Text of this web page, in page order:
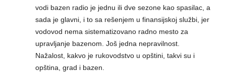
vodi bazen radio je jednu ili dve sezone kao spasilac, a
sada je glavni, i to sa rešenjem u finansijskoj službi, jer
vodovod nema sistematizovano radno mesto za
upravljanje bazenom. Još jedna nepravilnost.
Nažalost, kakvo je rukovodstvo u opštini, takvi su i
opština, grad i bazen.